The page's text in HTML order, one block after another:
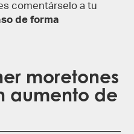
comentárselo a tu
de forma
moretones
aumento de